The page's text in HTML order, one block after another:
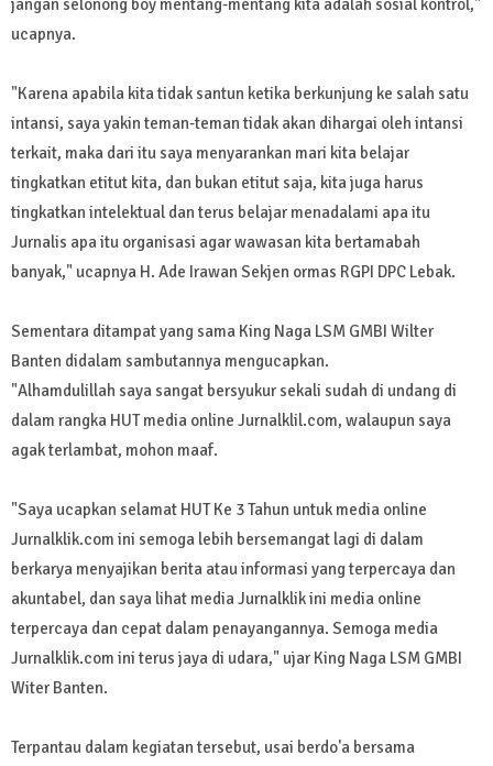
jangan selonong boy mentang-mentang kita adalah sosial kontrol,"
ucapnya.
"Karena apabila kita tidak santun ketika berkunjung ke salah satu
intansi, saya yakin teman-teman tidak akan dihargai oleh intansi
terkait, maka dari itu saya menyarankan mari kita belajar
tingkatkan etitut kita, dan bukan etitut saja, kita juga harus
tingkatkan intelektual dan terus belajar menadalami apa itu
Jurnalis apa itu organisasi agar wawasan kita bertamabah
banyak," ucapnya H. Ade Irawan Sekjen ormas RGPI DPC Lebak.
Sementara ditampat yang sama King Naga LSM GMBI Wilter
Banten didalam sambutannya mengucapkan.
"Alhamdulillah saya sangat bersyukur sekali sudah di undang di
dalam rangka HUT media online Jurnalklil.com, walaupun saya
agak terlambat, mohon maaf.
"Saya ucapkan selamat HUT Ke 3 Tahun untuk media online
Jurnalklik.com ini semoga lebih bersemangat lagi di dalam
berkarya menyajikan berita atau informasi yang terpercaya dan
akuntabel, dan saya lihat media Jurnalklik ini media online
terpercaya dan cepat dalam penayangannya. Semoga media
Jurnalklik.com ini terus jaya di udara," ujar King Naga LSM GMBI
Witer Banten.
Terpantau dalam kegiatan tersebut, usai berdo'a bersama